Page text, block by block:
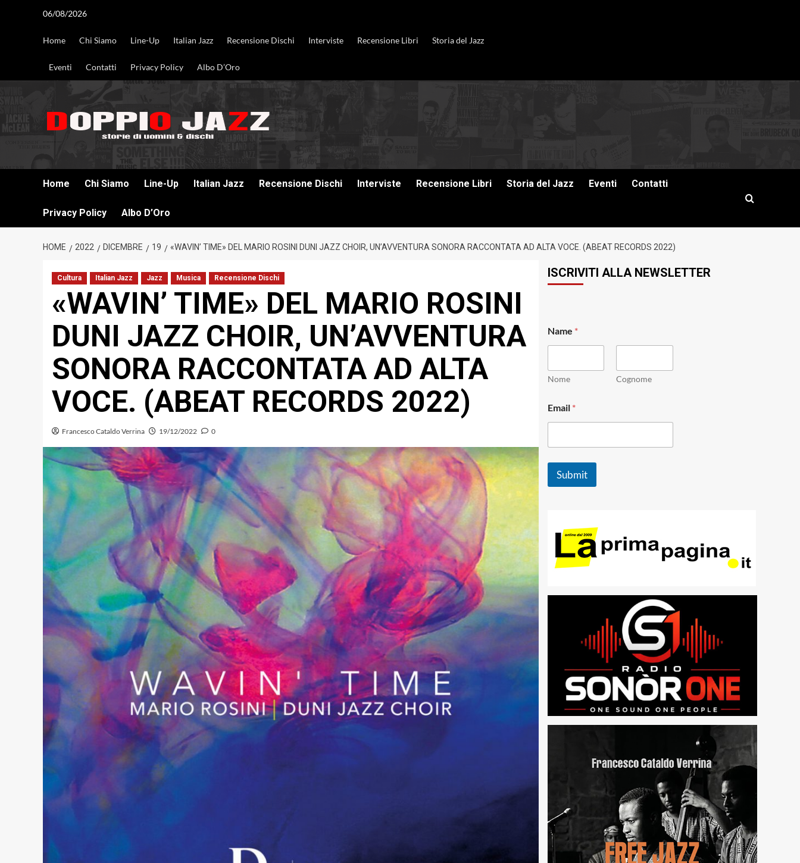
06/08/2026
Home Chi Siamo Line-Up Italian Jazz Recensione Dischi Interviste Recensione Libri Storia del Jazz
Eventi Contatti Privacy Policy Albo D’Oro
Home Chi Siamo Line-Up Italian Jazz Recensione Dischi Interviste Recensione Libri Storia del Jazz Eventi Contatti
Privacy Policy Albo D’Oro
HOME 2022 DICEMBRE 19 «WAVIN’ TIME» DEL MARIO ROSINI DUNI JAZZ CHOIR, UN’AVVENTURA SONORA RACCONTATA AD ALTA VOCE. (ABEAT RECORDS 2022)
Cultura Italian Jazz Jazz Musica Recensione Dischi
«WAVIN’ TIME» DEL MARIO ROSINI
DUNI JAZZ CHOIR, UN’AVVENTURA
SONORA RACCONTATA AD ALTA
VOCE. (ABEAT RECORDS 2022)
Francesco Cataldo Verrina 19/12/2022 0
ISCRIVITI ALLA NEWSLETTER
a
m
*
*
Name *
Nome Cognome
Email *
Submit